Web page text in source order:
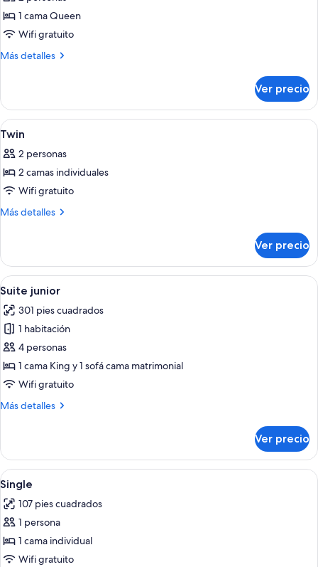
fotos
de
Medium
1 cama Queen
Wifi gratuito
Más detalles
Más
Ver precio
Abrir
todas
las
fotos
de
Twin
Minibar, caja de seguridad en la
8
Twin
2 personas
2 camas individuales
Wifi gratuito
Más detalles
Más
Ver precio
Abrir
todas
las
fotos
de
Suite
junior
Una habitación de hotel con cama,
8
Suite junior
301 pies cuadrados
1 habitación
4 personas
1 cama King y 1 sofá cama matrimonial
Wifi gratuito
Más detalles
Más
junior
Ver precio
Abrir
todas
las
fotos
de
Single
Habitación de hotel con una cama,
5
Single
107 pies cuadrados
1 persona
1 cama individual
Wifi gratuito